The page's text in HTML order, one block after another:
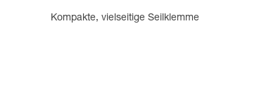
Kompakte, vielseitige Seilklemme